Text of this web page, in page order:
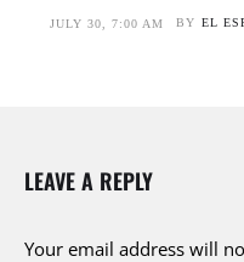
JULY 30, 7:00 AM BY EL
LEAVE A REPLY
Your email address will